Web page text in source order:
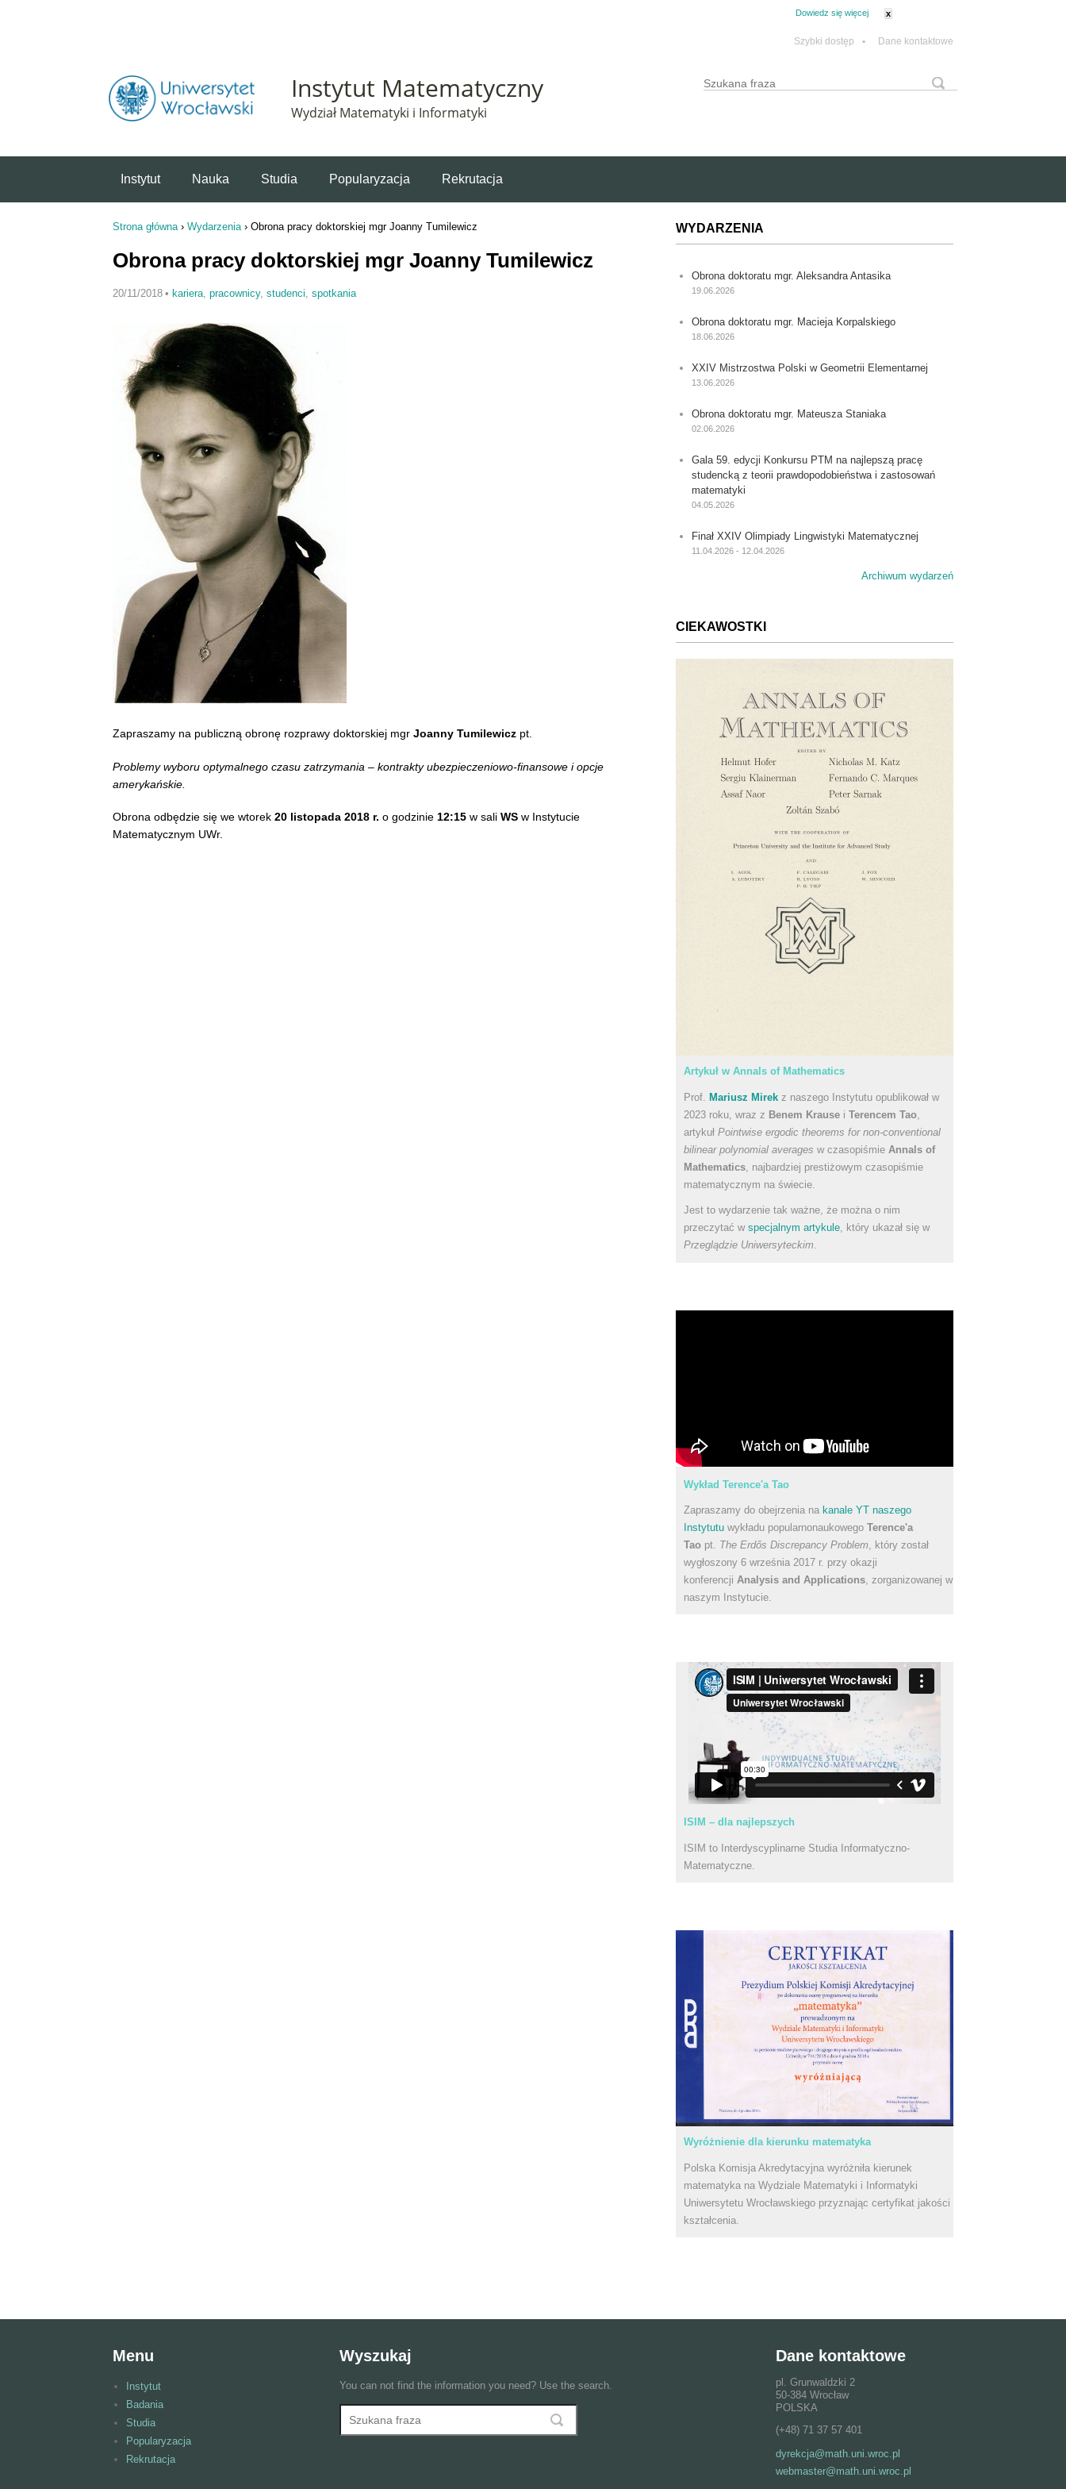
Dowiedz się więcej x
Szybki dostęp • Dane kontaktowe
Instytut Matematyczny
Wydział Matematyki i Informatyki
Formularz wyszukiwania
Wyszukaj
Instytut Nauka Studia Popularyzacja Rekrutacja
Strona główna› Wydarzenia› Obrona pracy doktorskiej mgr Joanny Tumilewicz
Obrona pracy doktorskiej mgr Joanny Tumilewicz
20/11/2018 • kariera, pracownicy, studenci, spotkania
Zapraszamy na publiczną obronę rozprawy doktorskiej mgr Joanny Tumilewicz pt.
Problemy wyboru optymalnego czasu zatrzymania – kontrakty ubezpieczeniowo-finansowe i opcje
amerykańskie.
Obrona odbędzie się we wtorek 20 listopada 2018 r. o godzinie 12:15 w sali WS w Instytucie
Matematycznym UWr.
WYDARZENIA
Obrona doktoratu mgr. Aleksandra Antasika
19.06.2026
Obrona doktoratu mgr. Macieja Korpalskiego
18.06.2026
XXIV Mistrzostwa Polski w Geometrii Elementarnej
13.06.2026
Obrona doktoratu mgr. Mateusza Staniaka
02.06.2026
Gala 59. edycji Konkursu PTM na najlepszą pracę
studencką z teorii prawdopodobieństwa i zastosowań
matematyki
04.05.2026
Finał XXIV Olimpiady Lingwistyki Matematycznej
11.04.2026 - 12.04.2026
Archiwum wydarzeń
CIEKAWOSTKI
Artykuł w Annals of Mathematics
Prof. Mariusz Mirek z naszego Instytutu opublikował w
2023 roku, wraz z Benem Krause i Terencem Tao
artykuł Pointwise ergodic theorems for non-conventional
bilinear polynomial averages w czasopiśmie Annals of
Mathematics , najbardziej prestiżowym czasopiśmie
matematycznym na świecie.
Jest to wydarzenie tak ważne, że można o nim
przeczytać w specjalnym artykule, który ukazał się w
Przeglądzie Uniwersyteckim.
Wykład Terence'a Tao
Zapraszamy do obejrzenia na kanale YT naszego
Instytutu wykładu popularnonaukowego Terence'a
Tao pt. The Erdős Discrepancy Problem , który został
wygłoszony 6 września 2017 r. przy okazji
konferencji Analysis and Applications , zorganizowanej w
naszym Instytucie.
ISIM – dla najlepszych
ISIM to Interdyscyplinarne Studia Informatyczno-
Matematyczne.
Wyróżnienie dla kierunku matematyka
Polska Komisja Akredytacyjna wyróżniła kierunek
matematyka na Wydziale Matematyki i Informatyki
Uniwersytetu Wrocławskiego przyznając certyfikat jakości
kształcenia.
Menu
Instytut
Badania
Studia
Popularyzacja
Rekrutacja
Wyszukaj
You can not find the information you need? Use the search.
Formularz wyszukiwania
Wyszukaj
Dane kontaktowe
pl. Grunwaldzki 2
50-384 Wrocław
POLSKA
(+48) 71 37 57 401
dyrekcja@math.uni.wroc.pl
webmaster@math.uni.wroc.pl